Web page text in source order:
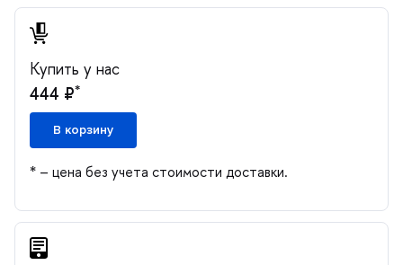
Купить у нас
444 ₽*
корзину
* – цена без учета стоимости доставки.